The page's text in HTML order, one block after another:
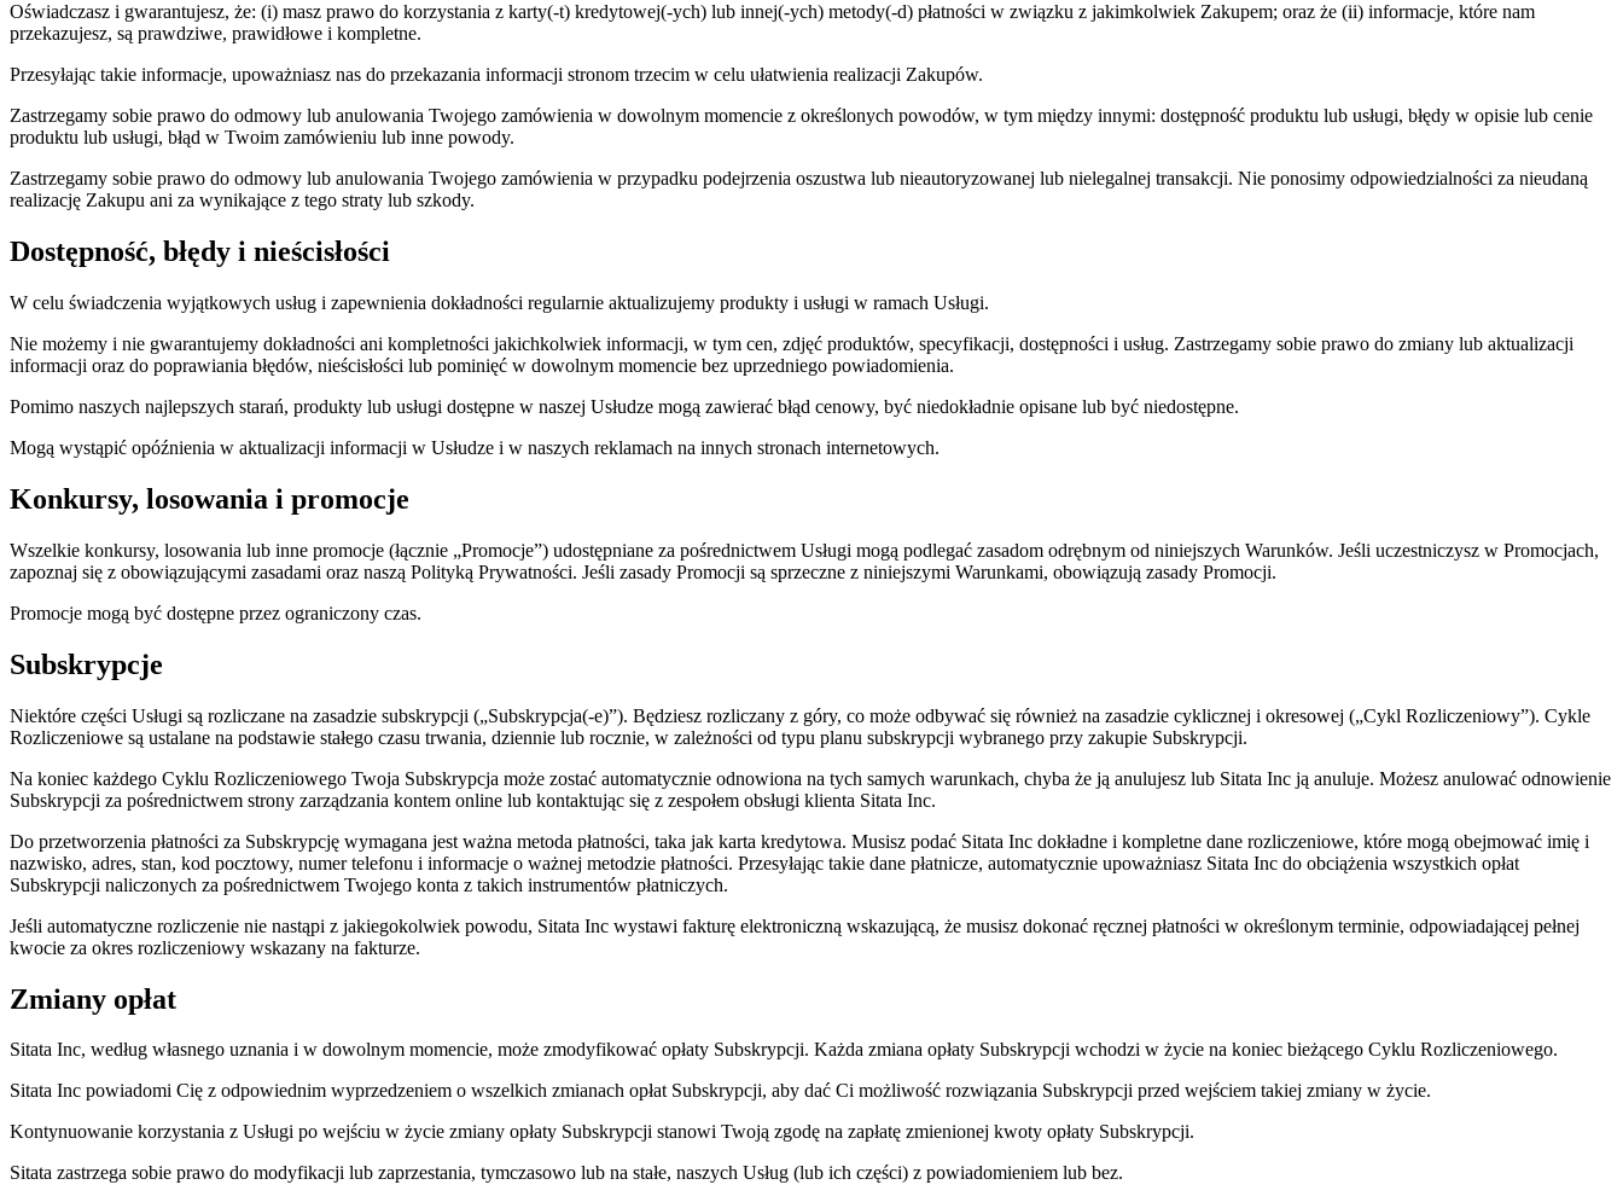
Oświadczasz i gwarantujesz, że: (i) masz prawo do korzystania z karty(-t) kredytowej(-ych) lub innej(-ych) metody(-d) płatności w związku z jakimkolwiek Zakupem; oraz że (ii) informacje, które nam
przekazujesz, są prawdziwe, prawidłowe i kompletne.
Przesyłając takie informacje, upoważniasz nas do przekazania informacji stronom trzecim w celu ułatwienia realizacji Zakupów.
Zastrzegamy sobie prawo do odmowy lub anulowania Twojego zamówienia w dowolnym momencie z określonych powodów, w tym między innymi: dostępność produktu lub usługi, błędy w opisie lub cenie
produktu lub usługi, błąd w Twoim zamówieniu lub inne powody.
Zastrzegamy sobie prawo do odmowy lub anulowania Twojego zamówienia w przypadku podejrzenia oszustwa lub nieautoryzowanej lub nielegalnej transakcji. Nie ponosimy odpowiedzialności za nieudaną
realizację Zakupu ani za wynikające z tego straty lub szkody.
Dostępność, błędy i nieścisłości
W celu świadczenia wyjątkowych usług i zapewnienia dokładności regularnie aktualizujemy produkty i usługi w ramach Usługi.
Nie możemy i nie gwarantujemy dokładności ani kompletności jakichkolwiek informacji, w tym cen, zdjęć produktów, specyfikacji, dostępności i usług. Zastrzegamy sobie prawo do zmiany lub aktualizacji
informacji oraz do poprawiania błędów, nieścisłości lub pominięć w dowolnym momencie bez uprzedniego powiadomienia.
Pomimo naszych najlepszych starań, produkty lub usługi dostępne w naszej Usłudze mogą zawierać błąd cenowy, być niedokładnie opisane lub być niedostępne.
Mogą wystąpić opóźnienia w aktualizacji informacji w Usłudze i w naszych reklamach na innych stronach internetowych.
Konkursy, losowania i promocje
Wszelkie konkursy, losowania lub inne promocje (łącznie „Promocje”) udostępniane za pośrednictwem Usługi mogą podlegać zasadom odrębnym od niniejszych Warunków. Jeśli uczestniczysz w Promocjach,
zapoznaj się z obowiązującymi zasadami oraz naszą Polityką Prywatności. Jeśli zasady Promocji są sprzeczne z niniejszymi Warunkami, obowiązują zasady Promocji.
Promocje mogą być dostępne przez ograniczony czas.
Subskrypcje
Niektóre części Usługi są rozliczane na zasadzie subskrypcji („Subskrypcja(-e)”). Będziesz rozliczany z góry, co może odbywać się również na zasadzie cyklicznej i okresowej („Cykl Rozliczeniowy”). Cykle
Rozliczeniowe są ustalane na podstawie stałego czasu trwania, dziennie lub rocznie, w zależności od typu planu subskrypcji wybranego przy zakupie Subskrypcji.
Na koniec każdego Cyklu Rozliczeniowego Twoja Subskrypcja może zostać automatycznie odnowiona na tych samych warunkach, chyba że ją anulujesz lub Sitata Inc ją anuluje. Możesz anulować odnowienie
Subskrypcji za pośrednictwem strony zarządzania kontem online lub kontaktując się z zespołem obsługi klienta Sitata Inc.
Do przetworzenia płatności za Subskrypcję wymagana jest ważna metoda płatności, taka jak karta kredytowa. Musisz podać Sitata Inc dokładne i kompletne dane rozliczeniowe, które mogą obejmować imię i
nazwisko, adres, stan, kod pocztowy, numer telefonu i informacje o ważnej metodzie płatności. Przesyłając takie dane płatnicze, automatycznie upoważniasz Sitata Inc do obciążenia wszystkich opłat
Subskrypcji naliczonych za pośrednictwem Twojego konta z takich instrumentów płatniczych.
Jeśli automatyczne rozliczenie nie nastąpi z jakiegokolwiek powodu, Sitata Inc wystawi fakturę elektroniczną wskazującą, że musisz dokonać ręcznej płatności w określonym terminie, odpowiadającej pełnej
kwocie za okres rozliczeniowy wskazany na fakturze.
Zmiany opłat
Sitata Inc, według własnego uznania i w dowolnym momencie, może zmodyfikować opłaty Subskrypcji. Każda zmiana opłaty Subskrypcji wchodzi w życie na koniec bieżącego Cyklu Rozliczeniowego.
Sitata Inc powiadomi Cię z odpowiednim wyprzedzeniem o wszelkich zmianach opłat Subskrypcji, aby dać Ci możliwość rozwiązania Subskrypcji przed wejściem takiej zmiany w życie.
Kontynuowanie korzystania z Usługi po wejściu w życie zmiany opłaty Subskrypcji stanowi Twoją zgodę na zapłatę zmienionej kwoty opłaty Subskrypcji.
Sitata zastrzega sobie prawo do modyfikacji lub zaprzestania, tymczasowo lub na stałe, naszych Usług (lub ich części) z powiadomieniem lub bez.